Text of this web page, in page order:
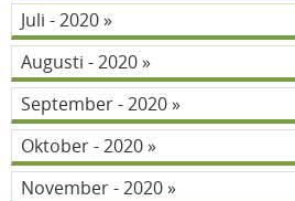
Juli - 2020
Augusti - 2020
September - 2020
Oktober - 2020
November - 2020